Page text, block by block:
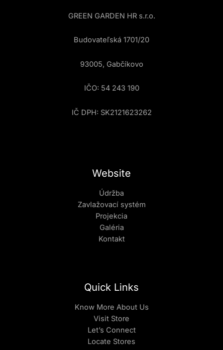
GREEN GARDEN HR s.r.o.
Budovateľská 1701/20
93005, Gabčíkovo
IČO: 54 243 190
IČ DPH: SK2121623262
Website
Údržba
Zavlažovací systém
Projekcia
Galéria
Kontakt
Quick Links
Know More About Us
Visit Store
Let’s Connect
Locate Stores